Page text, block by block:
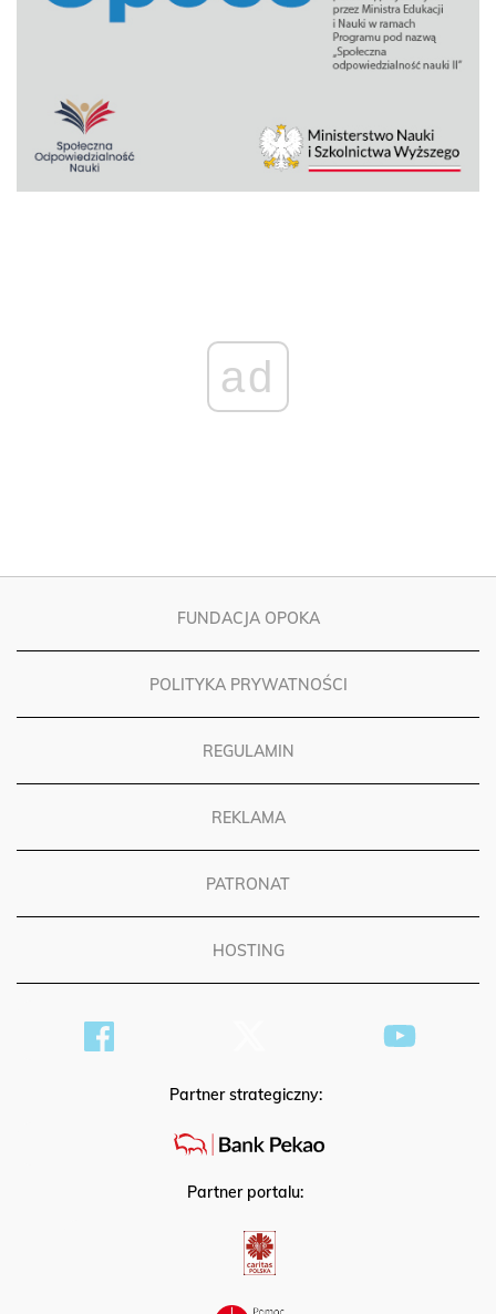
ad
FUNDACJA OPOKA
POLITYKA PRYWATNOŚCI
REGULAMIN
REKLAMA
PATRONAT
HOSTING
Partner strategiczny:
Partner portalu: